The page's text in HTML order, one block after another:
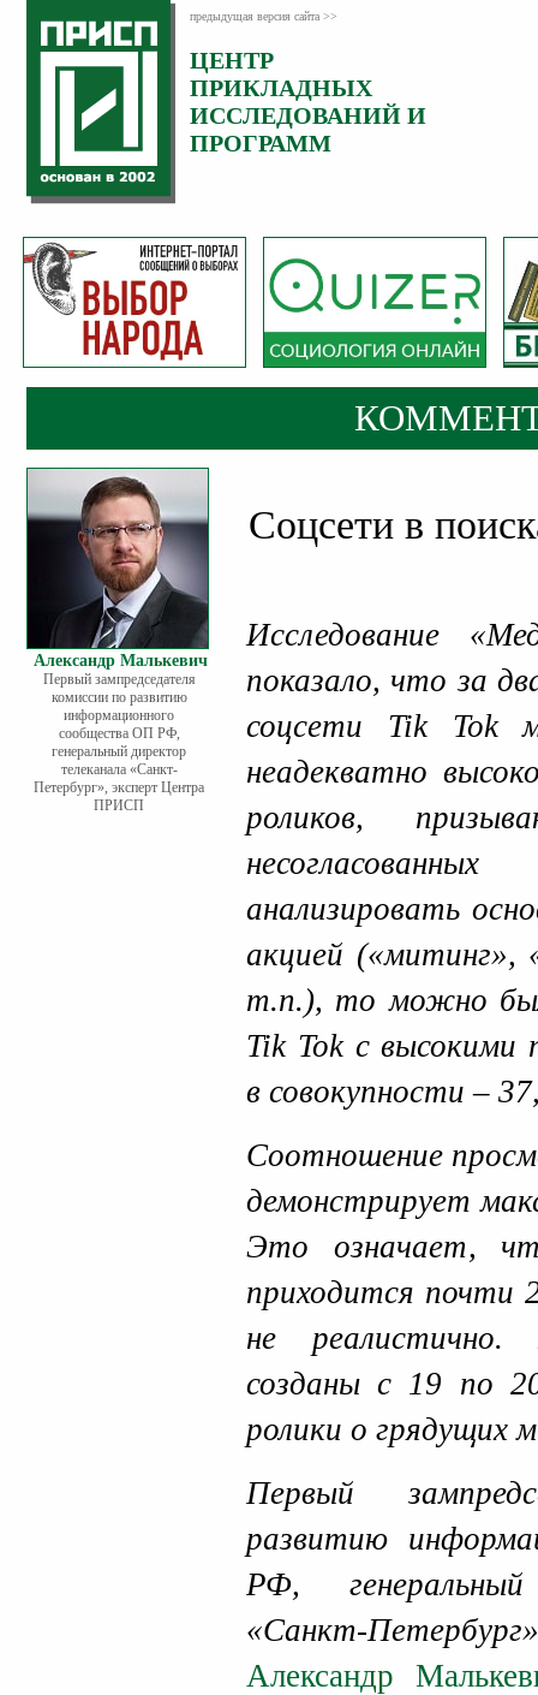
предыдущая версия сайта >>
ЦЕНТР
ПРИКЛАДНЫХ
ИССЛЕДОВАНИЙ И
ПРОГРАММ
Александр Малькевич
Первый зампредседателя
комиссии по развитию
информационного
сообщества ОП РФ,
генеральный директор
телеканала «Санкт-
Петербург», эксперт Центра
ПРИСП
Соцсети в
Исследование
показало, что за
соцсети Tik Tok
неадекватно
роликов,
анализировать
акцией («митинг»,
т.п.), то можно
Tik Tok с высокими
в совокупности –
Соотношение
демонстрирует
Это означает,
приходится почти
не
созданы с 19 по
ролики о грядущих
Первый
развитию
РФ,
«Санкт-
Александр
Категория:
Комментарии